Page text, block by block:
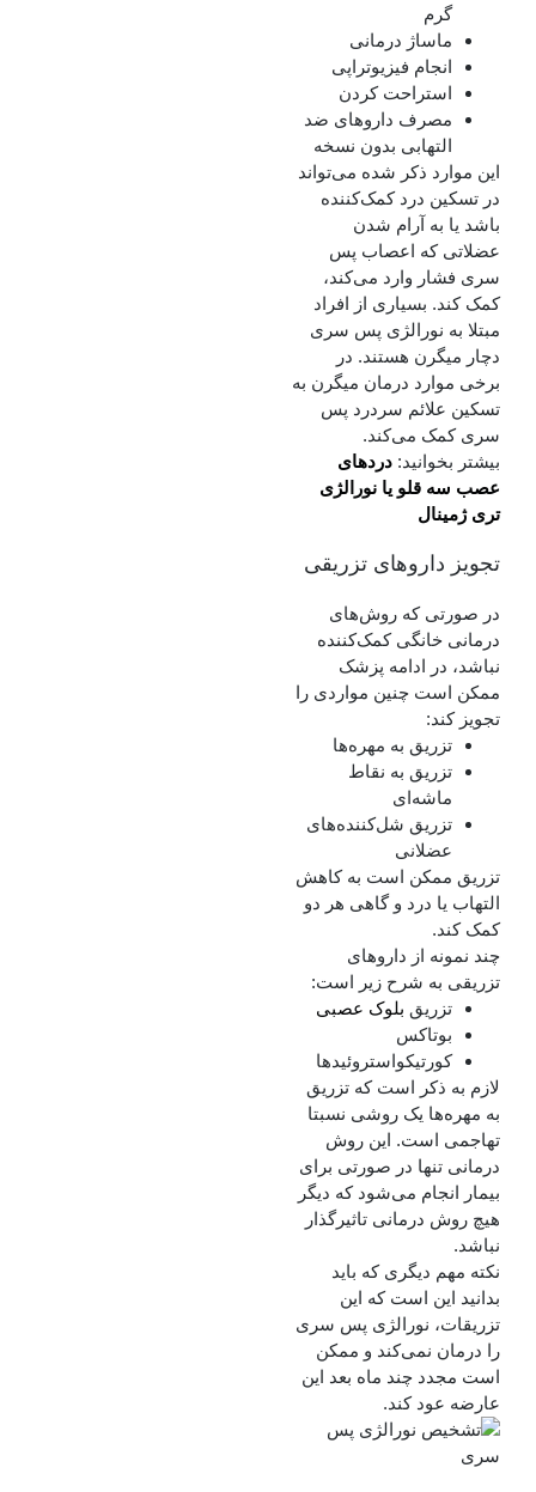
گرم
ماساژ درمانی
انجام فیزیوتراپی
استراحت کردن
مصرف داروهای ضد
التهابی بدون نسخه
این موارد ذکر شده می‌تواند
در تسکین درد کمک‌کننده
باشد یا به آرام شدن
عضلاتی که اعصاب پس
سری فشار وارد می‌کند،
کمک کند. بسیاری از افراد
مبتلا به نورالژی پس سری
دچار میگرن هستند. در
برخی موارد درمان میگرن به
تسکین علائم سردرد پس
سری کمک می‌کند.
بیشتر بخوانید: دردهای
عصب سه قلو یا نورالژی
تری ژمینال
تجویز داروهای تزریقی
در صورتی که روش‌های
درمانی خانگی کمک‌کننده
نباشد، در ادامه پزشک
ممکن است چنین مواردی را
تجویز کند:
تزریق به مهره‌ها
تزریق به نقاط
ماشه‌ای
تزریق شل‌کننده‌های
عضلانی
تزریق ممکن است به کاهش
التهاب یا درد و گاهی هر دو
کمک کند.
چند نمونه از داروهای
تزریقی به شرح زیر است:
تزریق بلوک عصبی
بوتاکس
کورتیکواستروئیدها
لازم به ذکر است که تزریق
به مهره‌ها یک روشی نسبتا
تهاجمی است. این روش
درمانی تنها در صورتی برای
بیمار انجام می‌شود که دیگر
هیچ روش درمانی تاثیرگذار
نباشد.
نکته مهم دیگری که باید
بدانید این است که این
تزریقات، نورالژی پس سری
را درمان نمی‌کند و ممکن
است مجدد چند ماه بعد این
عارضه عود کند.